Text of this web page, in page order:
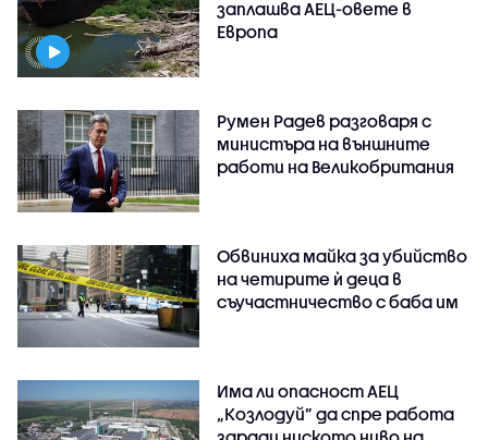
заплашва АЕЦ-овете в
Европа
Румен Радев разговаря с
министъра на външните
работи на Великобритания
Обвиниха майка за убийство
на четирите ѝ деца в
съучастничество с баба им
Има ли опасност АЕЦ
„Козлодуй” да спре работа